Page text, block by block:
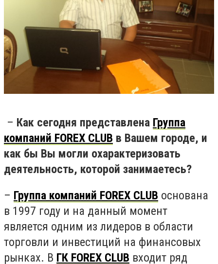
– Как сегодня представлена Группа
компаний FOREX CLUB в Вашем городе, и
как бы Вы могли охарактеризовать
деятельность, которой занимаетесь?
– Группа компаний FOREX CLUB основана
в 1997 году и на данный момент
является одним из лидеров в области
торговли и инвестиций на финансовых
рынках. В ГК FOREX CLUB входит ряд